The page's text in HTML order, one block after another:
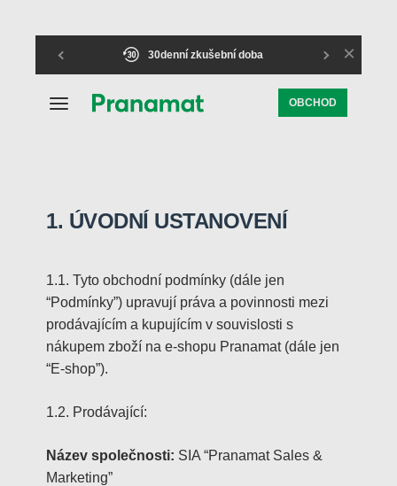
30denní zkušební doba ×
OBCHOD
1. ÚVODNÍ USTANOVENÍ
1.1. Tyto obchodní podmínky (dále jen
“Podmínky”) upravují práva a povinnosti mezi
prodávajícím a kupujícím v souvislosti s
nákupem zboží na e-shopu Pranamat (dále jen
“E-shop”).
1.2. Prodávající:
Název společnosti: SIA “Pranamat Sales &
Marketing”